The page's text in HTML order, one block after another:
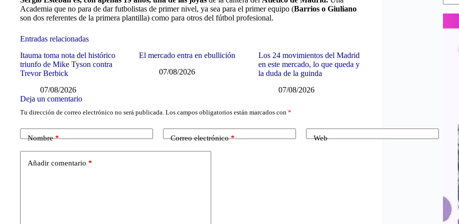
Academia que no para de dar futbolistas de primer nivel, ya sea para el primer equipo (Barrios o Giuliano
son dos referentes de la primera plantilla) como para otros del fútbol profesional.
Entradas relacionadas
Itauma toma nota del histórico
triunfo de Mike Tyson contra
Trevor Berbick
07/08/2026
El mercado entra en ebullición
07/08/2026
Los 24 movimientos del Madrid
en este mercado, lo que queda y
la duda de la guinda
07/08/2026
Deja un comentario
Tu dirección de correo electrónico no será publicada. Los campos obligatorios están marcados con *
Nombre* Correo electrónico* Web
Añadir comentario *